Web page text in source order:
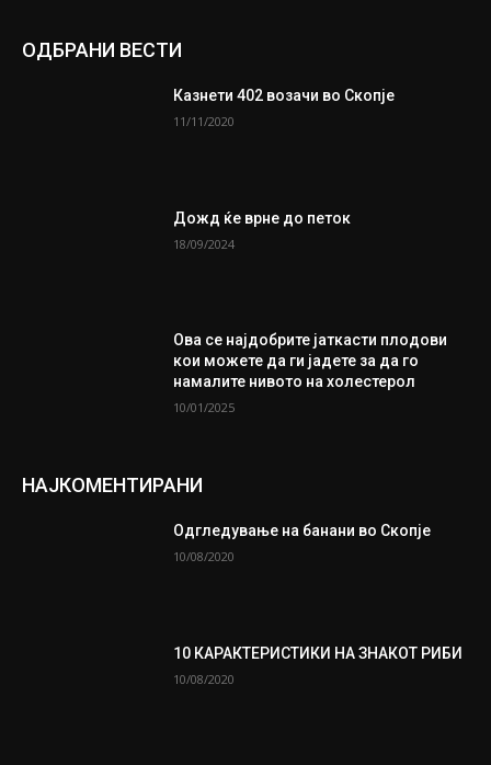
ОДБРАНИ ВЕСТИ
Казнети 402 возачи во Скопје
11/11/2020
Дожд ќе врне до петок
18/09/2024
Ова се најдобрите јаткасти плодови
кои можете да ги јадете за да го
намалите нивото на холестерол
10/01/2025
НАЈКОМЕНТИРАНИ
Одгледување на банани во Скопје
10/08/2020
10 КАРАКТЕРИСТИКИ НА ЗНАКОТ РИБИ
10/08/2020